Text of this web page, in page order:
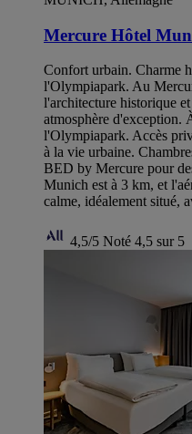
Mercure Hôtel
Confort urbain. Charme
l'Olympiapark. Au
l'architecture historique
atmosphère d'exception.
l'Olympiapark. Accès
à la vie urbaine.
BED by Mercure pour
Munich est à 3 km, et
calme, idéalement situé,
4,5/5 Noté 4,5 sur 5